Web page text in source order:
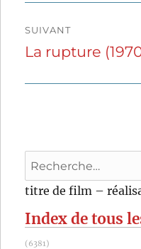
SUIVANT
Publication
La rupture
Recherche
pour
:
titre de film –
Index de tous
(6381)